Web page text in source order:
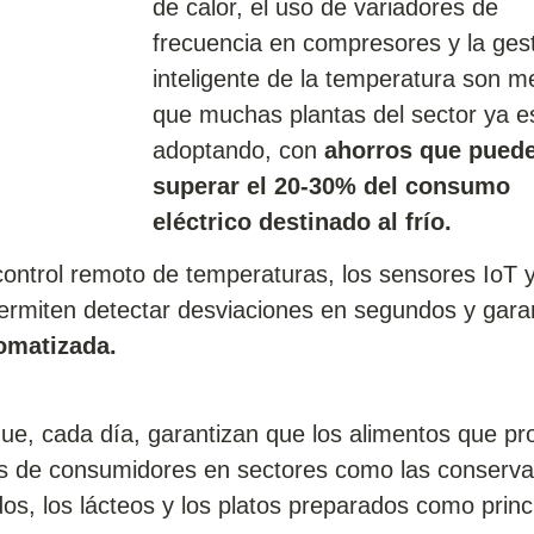
de calor, el uso de variadores de
frecuencia en compresores y la
inteligente de la temperatura son
que muchas plantas del sector ya
adoptando, con ahorros que
superar el 20-30% del consumo
eléctrico destinado al frío.
remoto de temperaturas, los sensores IoT
detectar desviaciones en segundos y
cada día, garantizan que los alimentos que
de consumidores en sectores como las
los lácteos y los platos preparados como